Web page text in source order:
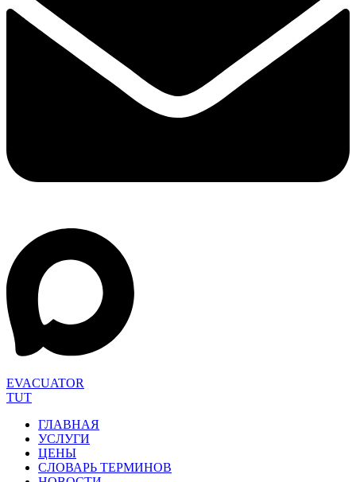
EVACUATOR
TUT
ГЛАВНАЯ
УСЛУГИ
ЦЕНЫ
СЛОВАРЬ ТЕРМИНОВ